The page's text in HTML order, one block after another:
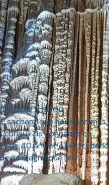
02/2021 à 08:00
sachant que nous sommes
curieux de connaitre ce
de 40 ans et c'est Frédéric
ce magnifique lieu.